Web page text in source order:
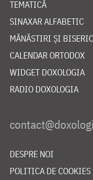
TEMATICĂ
SINAXAR ALFABETIC
MĂNĂSTIRI ȘI
CALENDAR ORTODOX
WIDGET DOXOLOGIA
RADIO DOXOLOGIA
DESPRE NOI
POLITICA DE COOKIES